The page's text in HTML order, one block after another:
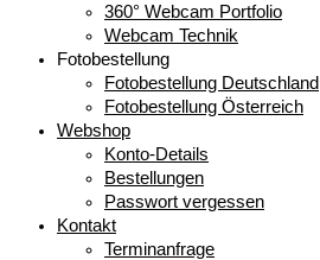
360° Webcam Portfolio
Webcam Technik
Fotobestellung
Fotobestellung Deutschland
Fotobestellung Österreich
Webshop
Konto-Details
Bestellungen
Passwort vergessen
Kontakt
Terminanfrage